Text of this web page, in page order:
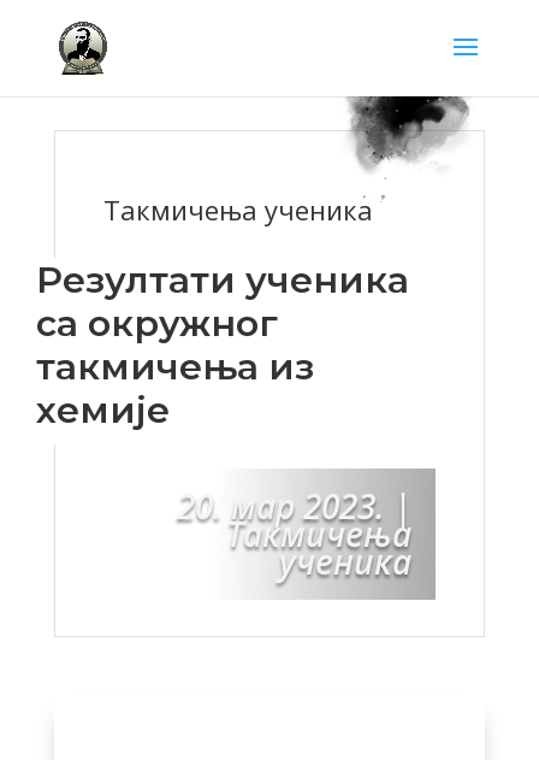
Такмичења ученика
Резултати ученика
са окружног
такмичења из
хемије
20. мар 2023. |
Такмичења
ученика